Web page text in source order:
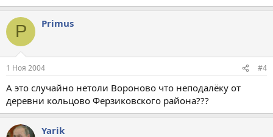
P Primus
1 Ноя 2004 #4
А это случайно нетоли Вороново что неподалёку от
деревни кольцово Ферзиковского района???
Yarik